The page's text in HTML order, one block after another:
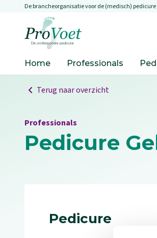
Overslaan en naar de inhoud gaan
De brancheorganisatie voor de (medisch) pedicure
Home Professionals
Terug naar overzicht
Professionals
Pedicure
Pedicure